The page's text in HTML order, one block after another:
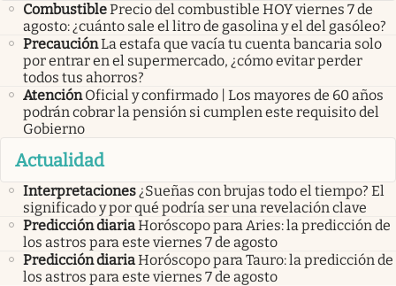
CombustiblePrecio del combustible HOY viernes 7 de
agosto: ¿cuánto sale el litro de gasolina y el del gasóleo?
PrecauciónLa estafa que vacía tu cuenta bancaria solo
por entrar en el supermercado, ¿cómo evitar perder
todos tus ahorros?
Atención Oficial y confirmado | Los mayores de 60 años
podrán cobrar la pensión si cumplen este requisito del
Gobierno
Actualidad
Interpretaciones¿Sueñas con brujas todo el tiempo? El
significado y por qué podría ser una revelación clave
Predicción diariaHoróscopo para Aries: la predicción de
los astros para este viernes 7 de agosto
Predicción diariaHoróscopo para Tauro: la predicción de
los astros para este viernes 7 de agosto